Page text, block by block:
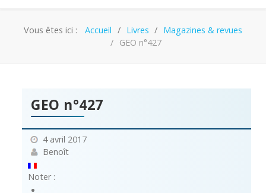
Vous êtes ici : Accueil Livres
Magazines & revues
GEO n°427
GEO n°427
4 avril 2017
Benoît
Noter :